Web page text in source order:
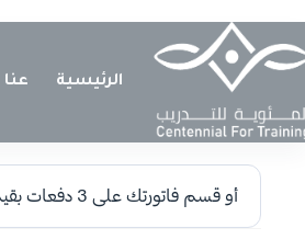
الرئيسية عنا